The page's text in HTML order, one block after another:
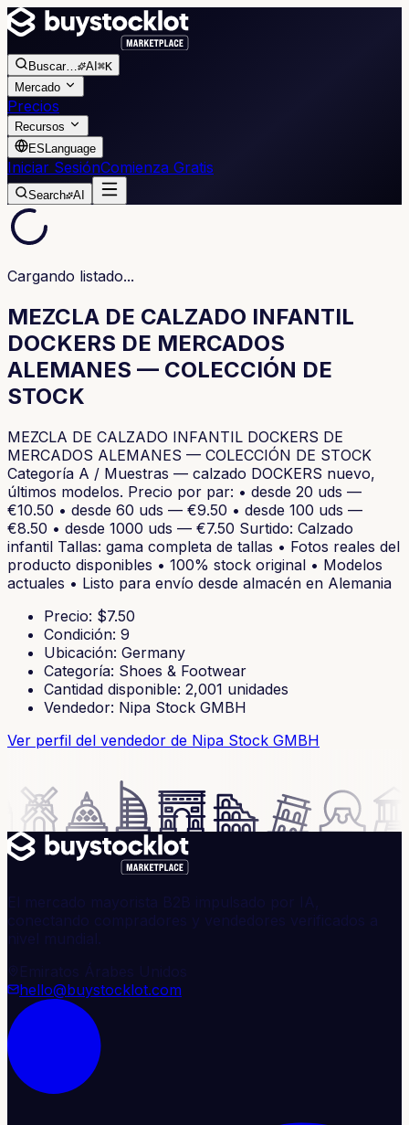
Buscar… AI ⌘K
Mercado
Precios
Recursos
ES Language
Iniciar SesiónComienza Gratis
Search AI
Cargando listado...
MEZCLA DE CALZADO INFANTIL
DOCKERS DE MERCADOS
ALEMANES — COLECCIÓN DE
STOCK
MEZCLA DE CALZADO INFANTIL DOCKERS DE
MERCADOS ALEMANES — COLECCIÓN DE STOCK
Categoría A / Muestras — calzado DOCKERS nuevo,
últimos modelos. Precio por par: • desde 20 uds —
€10.50 • desde 60 uds — €9.50 • desde 100 uds —
€8.50 • desde 1000 uds — €7.50 Surtido: Calzado
infantil Tallas: gama completa de tallas • Fotos reales del
producto disponibles • 100% stock original • Modelos
actuales • Listo para envío desde almacén en Alemania
Precio: $7.50
Condición: 9
Ubicación: Germany
Categoría: Shoes & Footwear
Cantidad disponible: 2,001 unidades
Vendedor: Nipa Stock GMBH
Ver perfil del vendedor de Nipa Stock GMBH
El mercado mayorista B2B impulsado por IA,
conectando compradores y vendedores verificados a
nivel mundial.
Emiratos Árabes Unidos
hello@buystocklot.com